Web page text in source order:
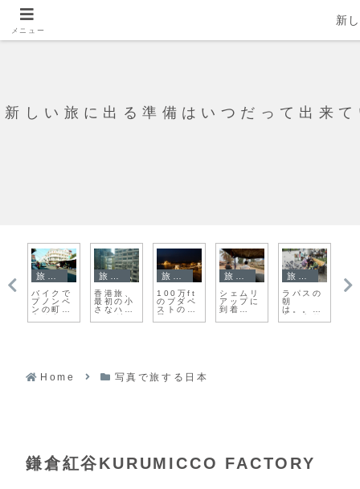
新しい旅に出る準備はいつだって出来
バイクで
プノンペ
ンの町を
走ろう
香港旅、
最初の小
さなハプ
ニング
100万ft
のブダペ
ストの夜
景ってこ
ういうこ
シェムリ
アップに
到着
ですが、
ラパスの
朝
は。。。
色々あり
ます！
女
Home 写真で旅する日本
鎌倉紅谷KURUMICCO FACTORY
メニュー
新